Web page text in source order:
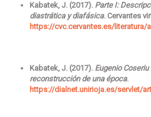
Kabatek, J. (2017). Parte I:
diastrática y diafásica. Cervantes
https://cvc.cervantes.es/
Kabatek, J. (2017). Eugenio
reconstrucción de una época.
https://dialnet.unirioja.es/servlet/